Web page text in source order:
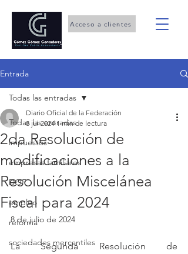
Acceso a clientes
Entrada
Todas las entradas
impuestos
empresas familiares
DOF
empleo
reforma
sociedades mercantiles
Todas las entradas
2da Resolución de
modificaciones a la
Resolución Miscelánea
Fiscal para 2024
Diario Oficial de la Federación
8 jul 2024 1 min de lectura
8 de julio de 2024
La Segunda Resolución de